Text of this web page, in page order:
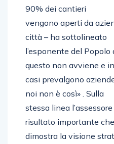
90% dei cantieri
vengono aperti da
città – ha sottolineato
l’esponente del
questo non avviene e
casi prevalgono
noi non è così» . Sulla
stessa linea
risultato importante che
dimostra la visione